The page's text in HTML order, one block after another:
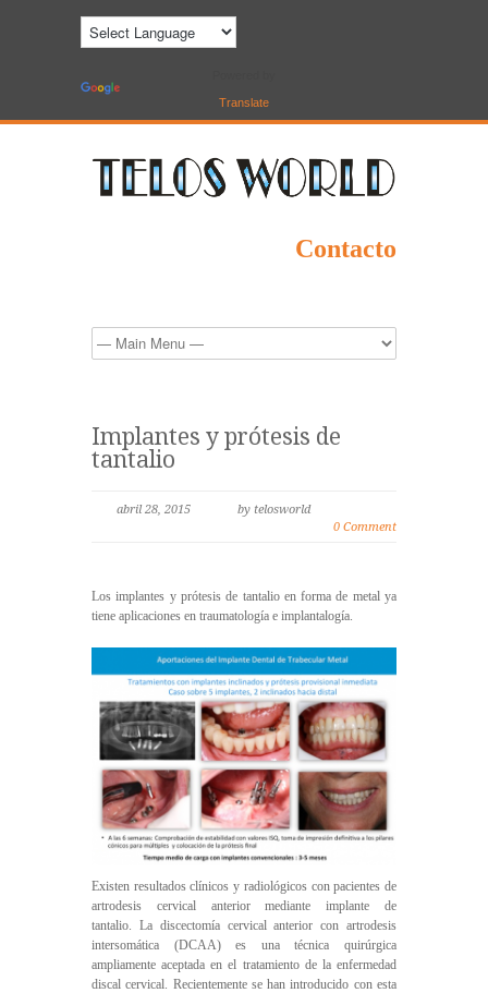
Translate
Contacto
Implantes y prótesis de
tantalio
abril 28, 2015
by telosworld
0 Comment
Los implantes y prótesis de tantalio en forma de metal ya
tiene aplicaciones en traumatología e implantalogía.
Existen resultados clínicos y radiológicos con pacientes de
artrodesis cervical anterior mediante implante de
tantalio. La discectomía cervical anterior con artrodesis
intersomática (DCAA) es una técnica quirúrgica
ampliamente aceptada en el tratamiento de la enfermedad
discal cervical. Recientemente se han introducido con esta